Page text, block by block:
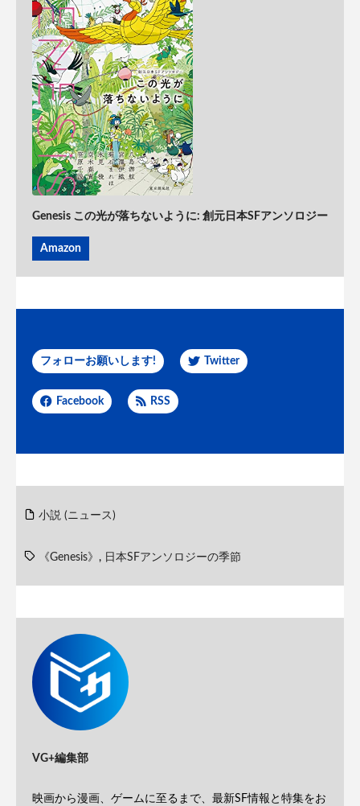
Genesis この光が落ちないように: 創元日本SFアンソロジー
Amazon
フォローお願いします! Twitter
Facebook RSS
小説 (ニュース)
《Genesis》 , 日本SFアンソロジーの季節
VG+編集部
映画から漫画、ゲームに至るまで、最新SF情報と特集をお